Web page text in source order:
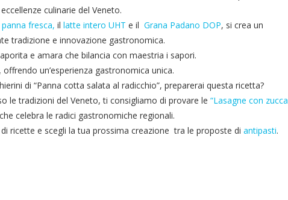
culinarie del Veneto.
panna fresca, il latte intero UHT e il Grana Padano DOP, si crea un
tradizione e innovazione gastronomica.
e amara che bilancia con maestria i sapori.
un’esperienza gastronomica unica.
di “Panna cotta salata al radicchio”, preparerai questa ricetta?
le tradizioni del Veneto, ti consigliamo di provare le “Lasagne con zucca
celebra le radici gastronomiche regionali.
ricette e scegli la tua prossima creazione tra le proposte di antipasti.